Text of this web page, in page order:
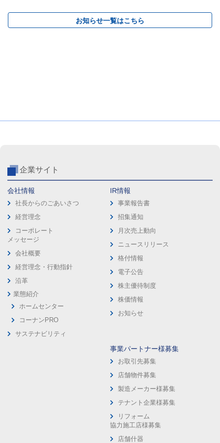
お知らせ一覧はこちら
企業サイト
会社情報
社長からのごあいさつ
経営理念
コーポレート
メッセージ
会社概要
経営理念・行動指針
沿革
業態紹介
ホームセンター
コーナンPRO
サステナビリティ
IR情報
事業報告書
招集通知
月次売上動向
ニュースリリース
格付情報
電子公告
株主優待制度
株価情報
お知らせ
事業パートナー様募集
お取引先募集
店舗物件募集
製造メーカー様募集
テナント企業様募集
リフォーム
協力施工店様募集
店舗什器